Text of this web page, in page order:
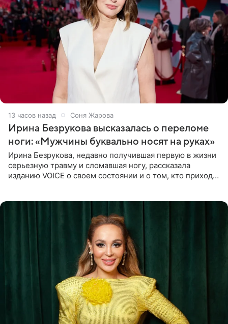
13 часов назад Соня Жарова
Ирина Безрукова высказалась о переломе
ноги: «Мужчины буквально носят на руках»
Ирина Безрукова, недавно получившая первую в жизни
серьезную травму и сломавшая ногу, рассказала
изданию VOICE о своем состоянии и о том, кто приходит